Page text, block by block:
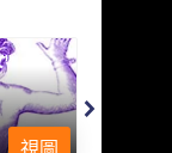
視圖